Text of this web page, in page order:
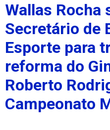
Wallas Rocha
Secretário de
Esporte para
reforma do
Roberto
Campeonato